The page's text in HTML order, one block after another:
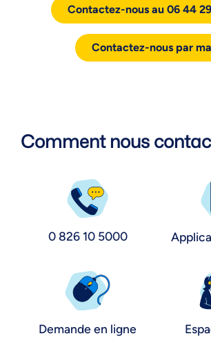
Contactez-nous au 06 44
Contactez-nous par
Comment nous
0 826 10 5000
Demande en ligne